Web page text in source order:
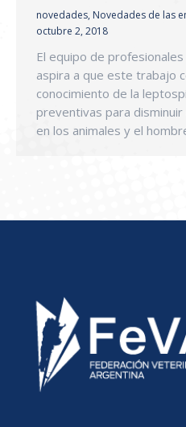
novedades, Novedades de las
octubre 2, 2018
El equipo de
aspira a que este trabajo
conocimiento de la
preventivas para
en los animales y el